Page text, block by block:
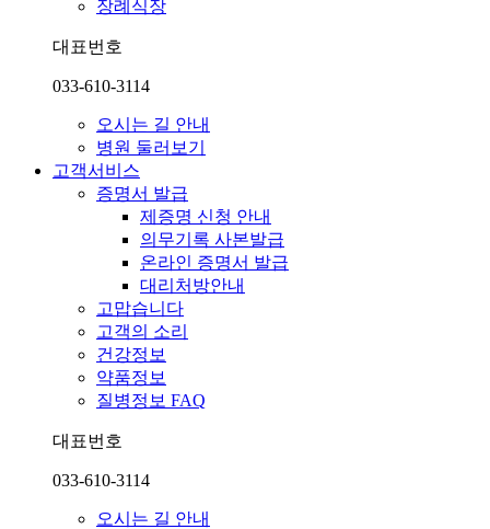
장례식장
대표번호
033-610-3114
오시는 길 안내
병원 둘러보기
고객서비스
증명서 발급
제증명 신청 안내
의무기록 사본발급
온라인 증명서 발급
대리처방안내
고맙습니다
고객의 소리
건강정보
약품정보
질병정보 FAQ
대표번호
033-610-3114
오시는 길 안내